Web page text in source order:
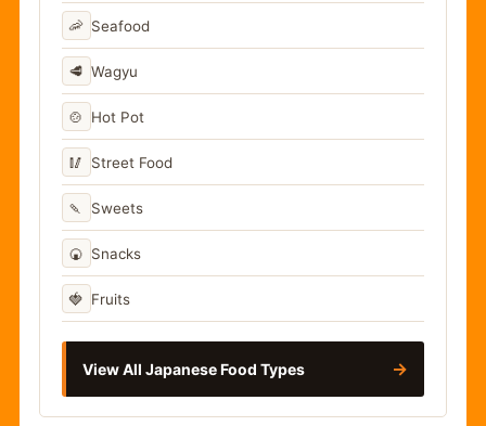
🦐 Seafood
🥩 Wagyu
🍲 Hot Pot
🥢 Street Food
🍡 Sweets
🍘 Snacks
🍓 Fruits
View All Japanese Food Types →